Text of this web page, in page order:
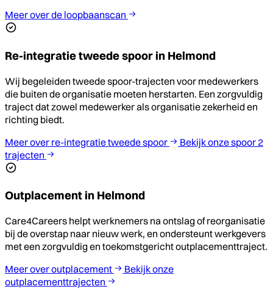
Meer over de loopbaanscan
Re-integratie tweede spoor in Helmond
Wij begeleiden tweede spoor-trajecten voor medewerkers
die buiten de organisatie moeten herstarten. Een zorgvuldig
traject dat zowel medewerker als organisatie zekerheid en
richting biedt.
Meer over re-integratie tweede spoor
Bekijk onze spoor 2
trajecten
Outplacement in Helmond
Care4Careers helpt werknemers na ontslag of reorganisatie
bij de overstap naar nieuw werk, en ondersteunt werkgevers
met een zorgvuldig en toekomstgericht outplacementtraject.
Meer over outplacement
Bekijk onze
outplacementtrajecten